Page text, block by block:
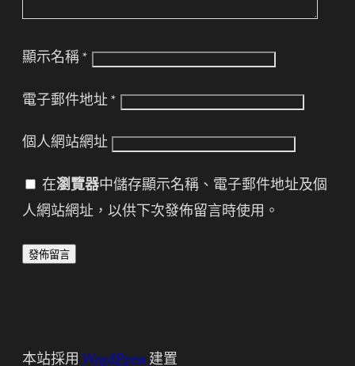
顯示名稱 *
電子郵件地址 *
個人網站網址
在瀏覽器中儲存顯示名稱、電子郵件地址及個
人網站網址，以供下次發佈留言時使用。
本站採用 WordPress 建置